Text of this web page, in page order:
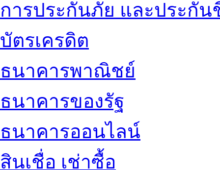
การประกันภัย และประกัน
บัตรเครดิต
ธนาคารพาณิชย์
ธนาคารของรัฐ
ธนาคารออนไลน์
สินเชื่อ เช่าซื้อ